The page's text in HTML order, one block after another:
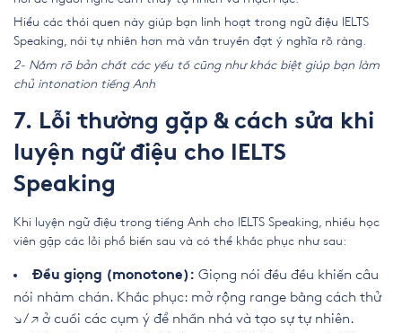
Hiểu các thói quen này giúp bạn linh hoạt trong ngữ điệu IELTS
Speaking, nói tự nhiên hơn mà vẫn truyền đạt ý nghĩa rõ ràng.
2- Nắm rõ bản chất các yếu tố cũng như khác biệt giúp bạn làm
chủ intonation tiếng Anh
7. Lỗi thường gặp & cách sửa khi
luyện ngữ điệu cho IELTS
Speaking
Khi luyện ngữ điệu trong tiếng Anh cho IELTS Speaking, nhiều học
viên gặp các lỗi phổ biến sau và có thể khắc phục như sau:
Đều giọng (monotone): Giọng nói đều đều khiến câu
nói nhàm chán. Khắc phục: mở rộng range bằng cách thử
↘ / ↗ ở cuối các cụm ý để nhấn nhá và tạo sự tự nhiên.